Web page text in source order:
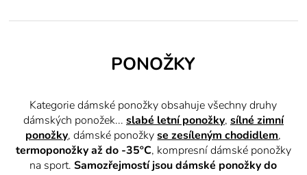
PONOŽKY
Kategorie dámské ponožky obsahuje všechny druhy
dámských ponožek... slabé letní ponožky, sílné zimní
ponožky, dámské ponožkyse zesíleným chodidlem,
termoponožky až do -35ºC, kompresní dámské ponožky
na sport.Samozřejmostí jsou dámské ponožky do